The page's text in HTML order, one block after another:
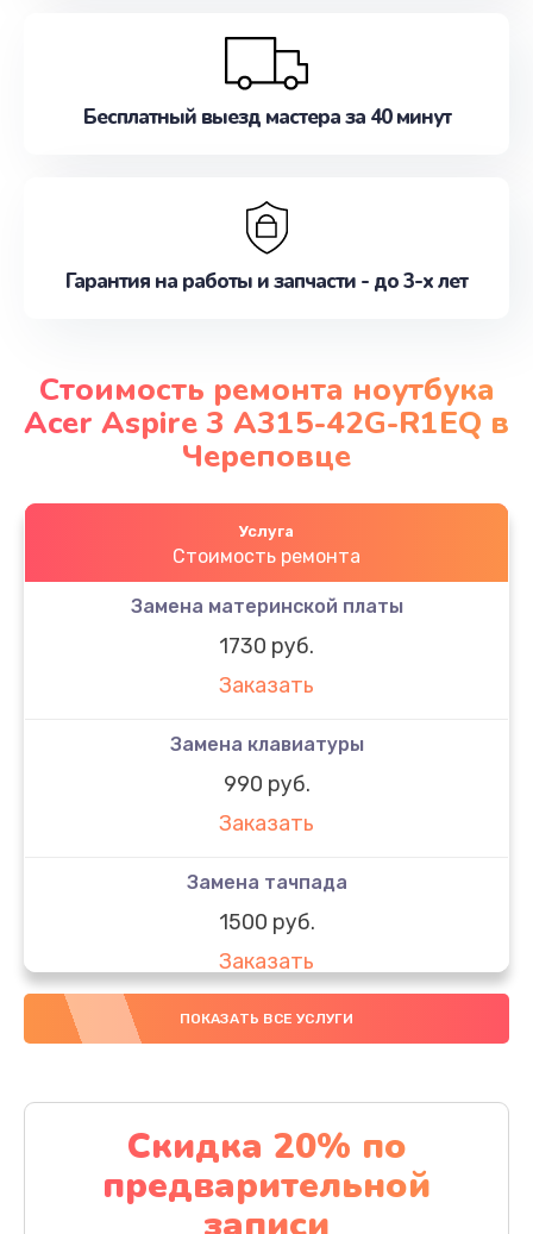
Бесплатный выезд мастера за 40 минут
Гарантия на работы и запчасти - до 3-х лет
Стоимость ремонта ноутбука
Acer Aspire 3 A315-42G-R1EQ в
Череповце
Услуга
Стоимость ремонта
Замена материнской платы
1730 руб.
Заказать
Замена клавиатуры
990 руб.
Заказать
Замена тачпада
1500 руб.
Заказать
Замена южного моста
Заказать
Чистка от пыли
1060 руб.
ПОКАЗАТЬ ВСЕ УСЛУГИ
Скидка 20% по
предварительной